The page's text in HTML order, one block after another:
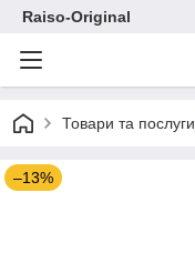
Raiso-Original
Товари та послуги
–13%